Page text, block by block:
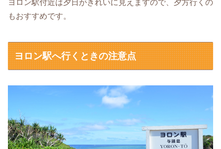
ヨロン駅付近は夕日がきれいに見えますので、夕方行くの
もおすすめです。
ヨロン駅へ行くときの注意点